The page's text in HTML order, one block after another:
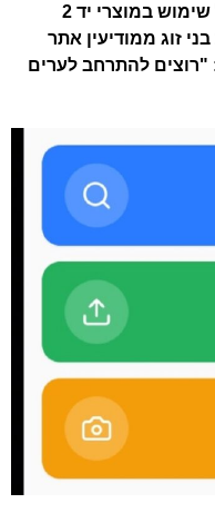
עם הפופולריות ההולכת וגוברת של שימוש במוצרי יד 2
זוג ממודיעין אתר
"רוצים להתרחב לערים